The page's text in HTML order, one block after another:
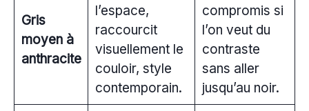
Gris
moyen à
anthracite
l’espace,
raccourcit
visuellement le
couloir, style
contemporain.
compromis si
l’on veut du
contraste
sans aller
jusqu’au noir.